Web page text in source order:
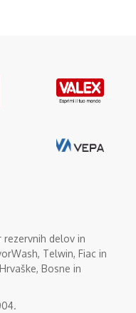
delov in
Telwin, Fiac in
Bosne in